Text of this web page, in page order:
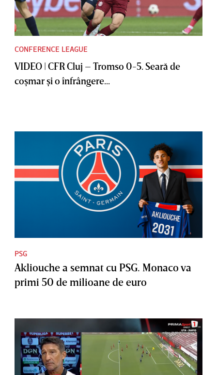
CONFERENCE LEAGUE
VIDEO | CFR Cluj – Tromso 0-5. Seară de
coşmar şi o înfrângere...
PSG
Akliouche a semnat cu PSG. Monaco va
primi 50 de milioane de euro